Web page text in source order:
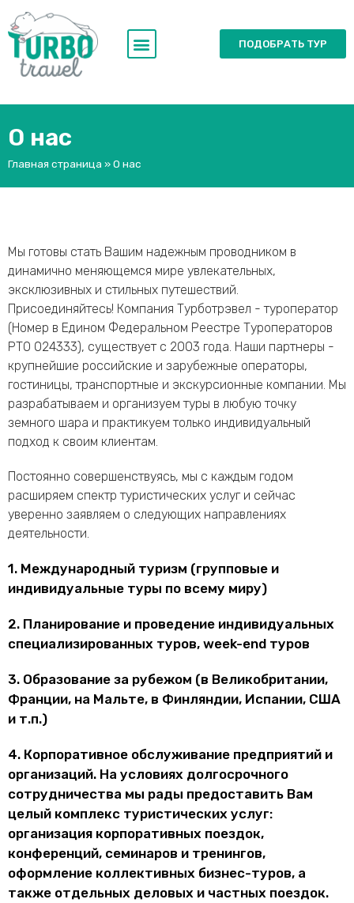
ПОДОБРАТЬ ТУР
О нас
Главная страница »О нас
Мы готовы стать Вашим надежным проводником в
динамично меняющемся мире увлекательных,
эксклюзивных и стильных путешествий.
Присоединяйтесь! Компания Турботрэвел - туроператор
(Номер в Едином Федеральном Реестре Туроператоров
РТО 024333), существует с 2003 года. Наши партнеры -
крупнейшие российские и зарубежные операторы,
гостиницы, транспортные и экскурсионные компании. Мы
разрабатываем и организуем туры в любую точку
земного шара и практикуем только индивидуальный
подход к своим клиентам.
Постоянно совершенствуясь, мы с каждым годом
расширяем спектр туристических услуг и сейчас
уверенно заявляем о следующих направлениях
деятельности.
1. Международный туризм (групповые и
индивидуальные туры по всему миру)
2. Планирование и проведение индивидуальных
специализированных туров, week-end туров
3. Образование за рубежом (в Великобритании,
Франции, на Мальте, в Финляндии, Испании, США
и т.п.)
4. Корпоративное обслуживание предприятий и
организаций. На условиях долгосрочного
сотрудничества мы рады предоставить Вам
целый комплекс туристических услуг:
организация корпоративных поездок,
конференций, семинаров и тренингов,
оформление коллективных бизнес-туров, а
также отдельных деловых и частных поездок.